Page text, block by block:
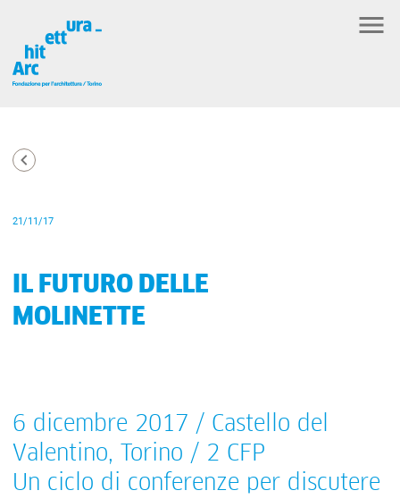
21/11/17
IL FUTURO DELLE
MOLINETTE
6 dicembre 2017 / Castello del
Valentino, Torino / 2 CFP
Un ciclo di conferenze per discutere